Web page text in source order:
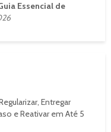
Essencial de
Entregar
e Reativar em Até 5